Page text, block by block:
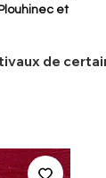
et
de